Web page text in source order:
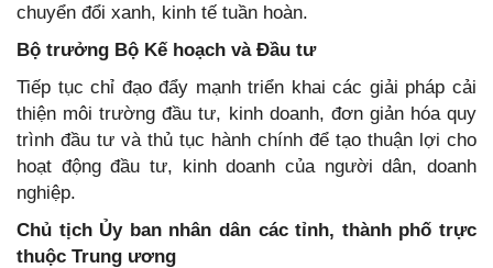
chuyển đổi xanh, kinh tế tuần hoàn.
Bộ trưởng Bộ Kế hoạch và Đầu tư
Tiếp tục chỉ đạo đẩy mạnh triển khai các giải pháp cải
thiện môi trường đầu tư, kinh doanh, đơn giản hóa quy
trình đầu tư và thủ tục hành chính để tạo thuận lợi cho
hoạt động đầu tư, kinh doanh của người dân, doanh
nghiệp.
Chủ tịch Ủy ban nhân dân các tỉnh, thành phố trực
thuộc Trung ương